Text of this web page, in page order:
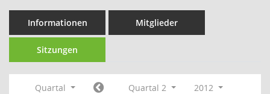
Informationen Mitglieder
Sitzungen
Quartal Quartal 2
2012